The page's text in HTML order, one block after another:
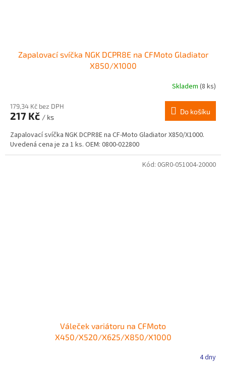
Zapalovací svíčka NGK DCPR8E na CFMoto Gladiator
X850/X1000
Skladem (8 ks)
179,34 Kč bez DPH
217 Kč / ks
Do košíku
Zapalovací svíčka NGK DCPR8E na CF-Moto Gladiator X850/X1000.
Uvedená cena je za 1 ks. OEM: 0800-022800
Váleček variátoru na CFMoto
X450/X520/X625/X850/X1000
4 dny
Kód: 0GR0-051004-20000